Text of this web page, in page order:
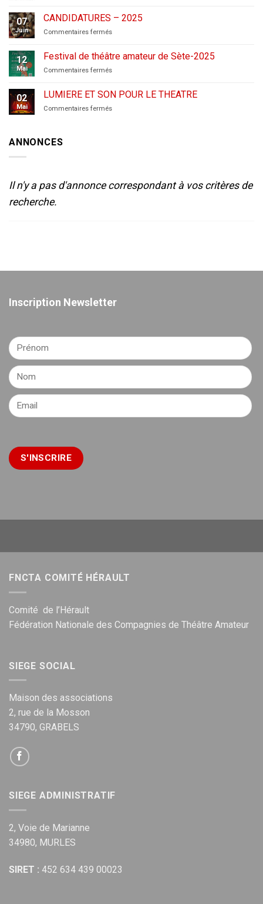
STAGE
COSTUME
07
Juin
CANDIDATURES – 2025
Commentaires ferméssur
2025
12
Mai
Festival de théâtre amateur de Sète-2025
Commentaires ferméssur
de
théâtre
amateur
02
Mai
LUMIERE ET SON POUR LE THEATRE
Commentaires ferméssur
ANNONCES
Il n'y a pas d'annonce correspondant à vos critères de
recherche.
Inscription Newsletter
FNCTA COMITÉ HÉRAULT
Comité de l’Hérault
Fédération Nationale des Compagnies de Théâtre Amateur
SIEGE SOCIAL
Maison des associations
2, rue de la Mosson
34790, GRABELS
SIEGE ADMINISTRATIF
2, Voie de Marianne
34980, MURLES
SIRET : 452 634 439 00023